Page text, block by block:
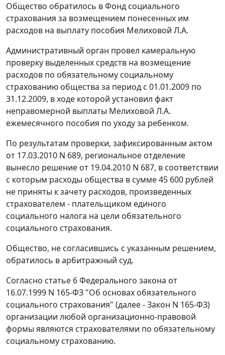
Общество обратилось в Фонд социального
страхования за возмещением понесенных им
расходов на выплату пособия Мелиховой Л.А.
Административный орган провел камеральную
проверку выделенных средств на возмещение
расходов по обязательному социальному
страхованию общества за период с 01.01.2009 по
31.12.2009, в ходе которой установил факт
неправомерной выплаты Мелиховой Л.А.
ежемесячного пособия по уходу за ребенком.
По результатам проверки, зафиксированным актом
от 17.03.2010 N 689, региональное отделение
вынесло решение от 19.04.2010 N 687, в соответствии
с которым расходы общества в сумме 45 600 рублей
не приняты к зачету расходов, произведенных
страхователем - плательщиком единого
социального налога на цели обязательного
социального страхования.
Общество, не согласившись с указанным решением,
обратилось в арбитражный суд.
Согласно статье 6Федерального закона от
16.07.1999 N 165-ФЗ "Об основах обязательного
социального страхования" (далее -Закон N 165-ФЗ)
организации любой организационно-правовой
формы являются страхователями по обязательному
социальному страхованию.